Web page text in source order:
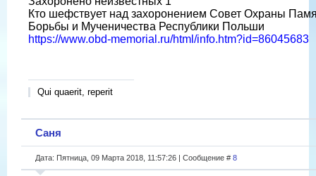
Кто шефствует над захоронением Совет Охраны
Борьбы и Мученичества Республики Польши
https://www.obd-memorial.ru/html/info.htm?id=86045683
Qui quaerit, reperit
Саня
Дата: Пятница, 09 Марта 2018, 11:57:26 | Сообщение # 8